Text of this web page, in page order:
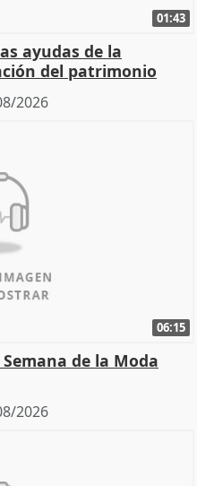
01:43
ayudas de la
del patrimonio
2026
06:15
de la Moda
2026